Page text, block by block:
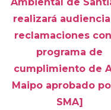
realizará
reclamaciones
programa de
cumplimiento de
Maipo aprobado
SMA]